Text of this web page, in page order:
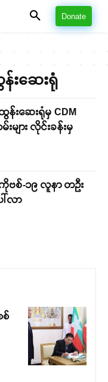
Donate
းဆေးရုံ
န်းဆေးရုံမှ CDM
များ လိုင်းခန်းမှ
ဗစ်-၁၉ လူနာ တဦး
လာ
စ်